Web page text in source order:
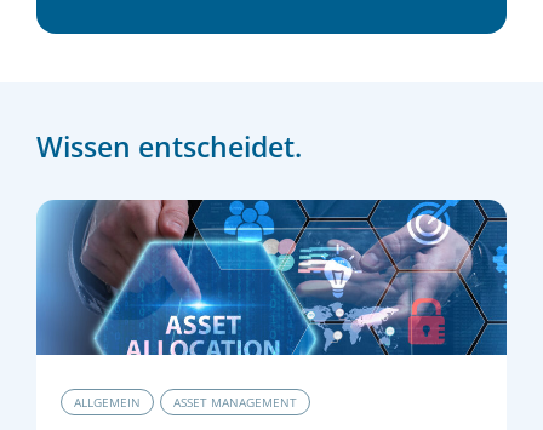
Wissen entscheidet.
ALLGEMEIN ASSET MANAGEMENT